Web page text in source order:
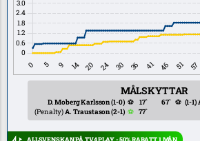
MÅLSKYTTAR
D. Moberg Karlsson(1-0) ⚽
17`
(Penalty)A. Traustason(2-1) ⚽ 77`
67` ⚽ (1-1)
ALLSVENSKAN PÅ TV4 PLAY - 50% RABATT 1 MÅN